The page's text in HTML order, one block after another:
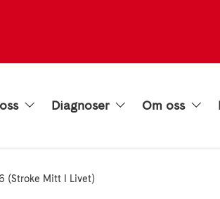
Diagnoser Om oss
(Stroke Mitt I Livet)